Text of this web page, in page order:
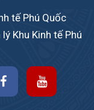
tế Phú Quốc
Khu Kinh tế Phú